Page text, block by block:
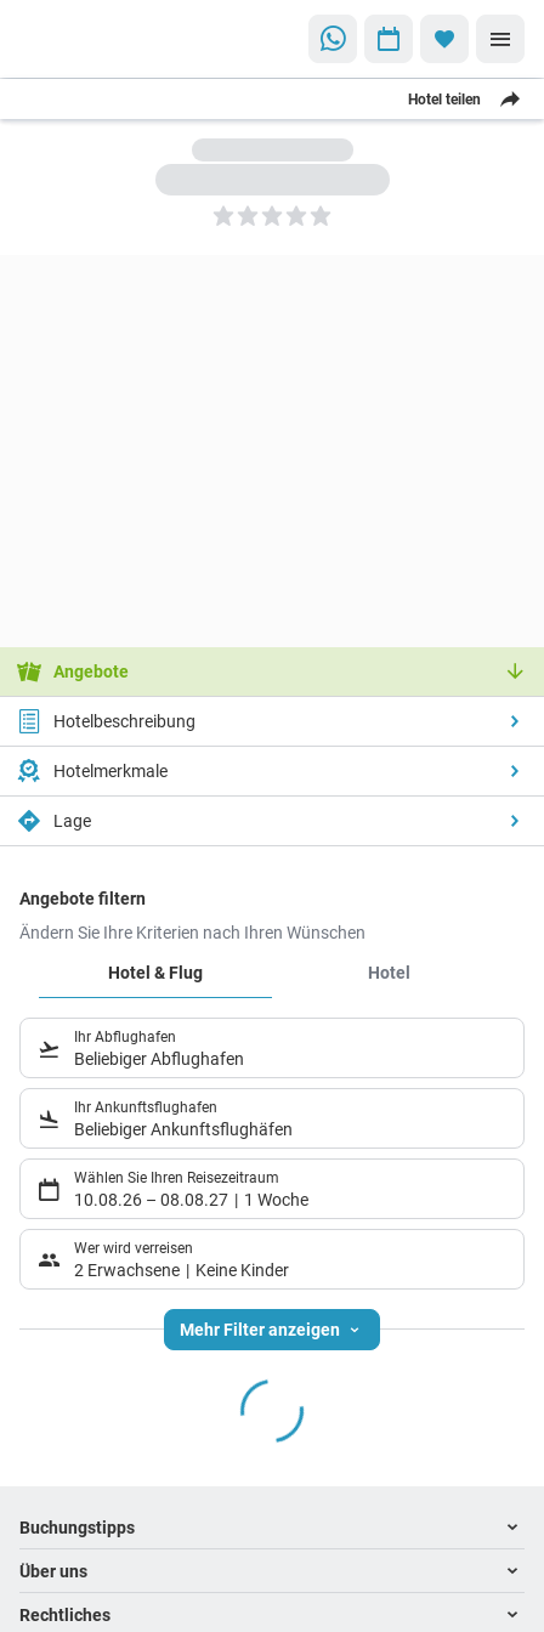
Hotel teilen
5
Angebote
Hotelbeschreibung
Hotelmerkmale
Lage
Angebote filtern
Ändern Sie Ihre Kriterien nach Ihren Wünschen
Hotel & Flug
Hotel
Ihr Abflughafen
Beliebiger Abflughafen
Ihr Ankunftsflughafen
Beliebiger Ankunftsflughäfen
Wählen Sie Ihren Reisezeitraum
10.08.26 – 08.08.27 1 Woche
Wer wird verreisen
2 Erwachsene Keine Kinder
Mehr Filter anzeigen
Footer navigation
Buchungstipps
Warum im Reisebüro buchen
Hoteltipps
Über uns
Kontakt
Rechtliches